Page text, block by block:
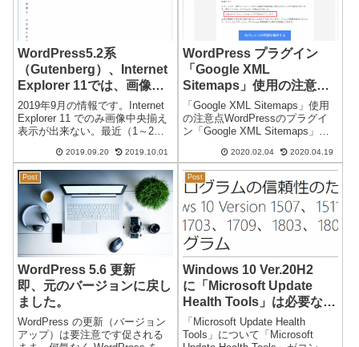
WordPress5.2系
（Gutenberg）、Internet
Explorer 11では、画像中
央揃え表示が出来なくなっ
た
2019年9月の情報です。Internet
Explorer 11 でのみ画像中央揃え
表示が出来ない。最近（1～2か
揃え表示が出来なくなっていま
した。Internet Explorer11でも、
数か月前は、Wor...
2019.09.20 2019.10.01
WordPress プラグイン
「Google XML
Sitemaps」使用の注意
点 ガバレッジの問題
「noindex」
「Google XML Sitemaps」使用
の注意点WordPressのプラグイ
ン「Google XML Sitemaps」を
Console」に「sitemap.xml」を
登録しているサイトは多いと
思...
2020.02.04 2020.04.19
Post
WordPress 5.6 更新
即、元のバージョンに戻し
ました。
WordPress の更新（バージョン
アップ）は要注意です促される
Post
Windows 10 Ver.20H2
に「Microsoft Update
Health Tools」は必要なの
か？ KB4023057
「Microsoft Update Health
Tools」について「Microsoft